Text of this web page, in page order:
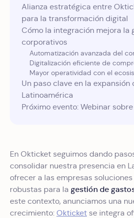
Alianza estratégica entre
para la transformación digital
Cómo la integración mejora la
corporativos
Automatización avanzada del
Digitalización eficiente de
Mayor operatividad con el
Un paso clave en la expansión
Latinoamérica
Próximo evento: Webinar
En Okticket seguimos dando
consolidar nuestra presencia en
ofrecer a las empresas
robustas para la gestión de
este contexto, anunciamos una
crecimiento: Okticket se integra